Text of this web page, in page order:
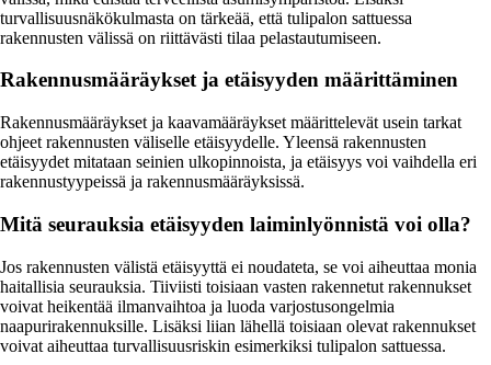
turvallisuusnäkökulmasta on tärkeää, että tulipalon sattuessa
rakennusten välissä on riittävästi tilaa pelastautumiseen.
Rakennusmääräykset ja etäisyyden määrittäminen
Rakennusmääräykset ja kaavamääräykset määrittelevät usein tarkat
ohjeet rakennusten väliselle etäisyydelle. Yleensä rakennusten
etäisyydet mitataan seinien ulkopinnoista, ja etäisyys voi vaihdella eri
rakennustyypeissä ja rakennusmääräyksissä.
Mitä seurauksia etäisyyden laiminlyönnistä voi olla?
Jos rakennusten välistä etäisyyttä ei noudateta, se voi aiheuttaa monia
haitallisia seurauksia. Tiiviisti toisiaan vasten rakennetut rakennukset
voivat heikentää ilmanvaihtoa ja luoda varjostusongelmia
naapurirakennuksille. Lisäksi liian lähellä toisiaan olevat rakennukset
voivat aiheuttaa turvallisuusriskin esimerkiksi tulipalon sattuessa.